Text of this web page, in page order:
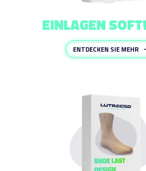
EINLAGEN
ENTDECKEN SIE MEHR